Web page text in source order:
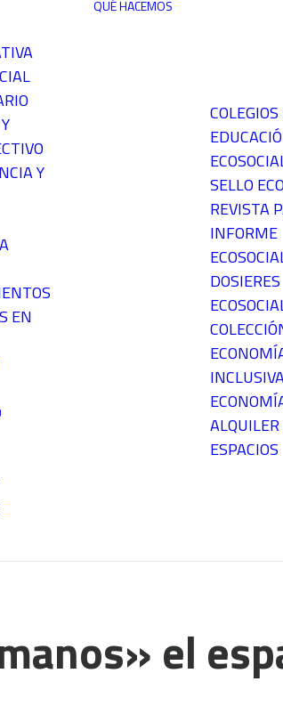
Y
EN
QUÉ HACEMOS
SELLO
REVISTA
INFORME
DOSIERES
ESPACIOS
el